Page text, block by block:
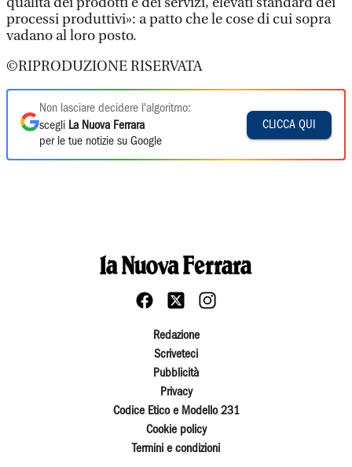
processi produttivi»: a patto che le cose di cui sopra
vadano al loro posto.
©RIPRODUZIONE RISERVATA
Non lasciare decidere l'algoritmo:
scegli La Nuova Ferrara
per le tue notizie su Google
CLICCA QUI
Redazione
Scriveteci
Pubblicità
Privacy
Codice Etico e Modello 231
Cookie policy
Termini e condizioni